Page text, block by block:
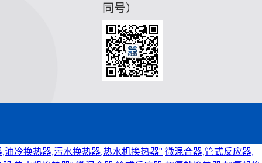
同号）
冷换热器,污水换热器,热水机换热器" 微混合器,管式反应器,